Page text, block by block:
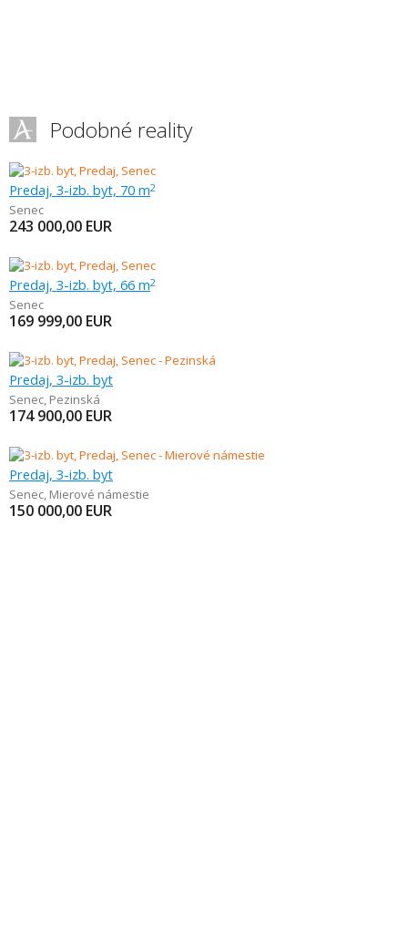
Podobné reality
Predaj, 3-izb. byt, 70 m2
Senec
243 000,00 EUR
Predaj, 3-izb. byt, 66 m2
Senec
169 999,00 EUR
Predaj, 3-izb. byt
Senec, Pezinská
174 900,00 EUR
Predaj, 3-izb. byt
Senec, Mierové námestie
150 000,00 EUR